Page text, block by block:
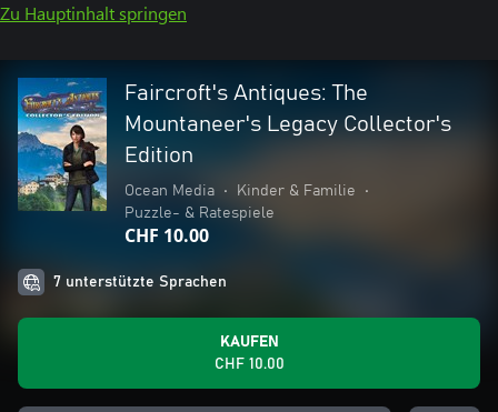
Zu Hauptinhalt springen
Faircroft's Antiques: The
Mountaneer's Legacy Collector's
Edition
Ocean Media • Kinder & Familie
•
Puzzle- & Ratespiele
CHF 10.00
7 unterstützte Sprachen
KAUFEN
CHF 10.00